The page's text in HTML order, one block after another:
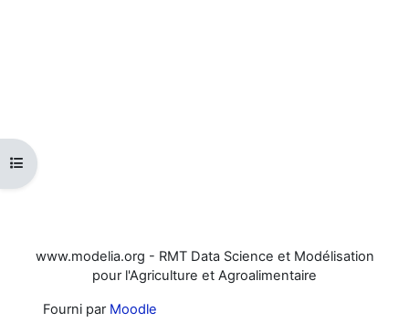
Ouvrir l’index du cours
www.modelia.org - RMT Data Science et Modélisation
pour l'Agriculture et Agroalimentaire
Fourni par Moodle